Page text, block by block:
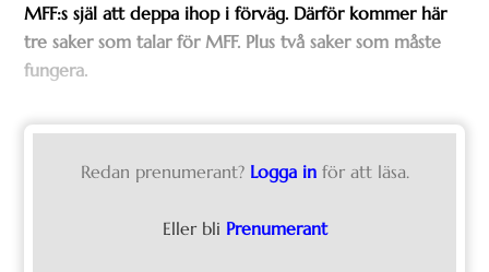
MFF:s själ att deppa ihop i förväg. Därför kommer här
tre saker som talar för MFF. Plus två saker som måste
fungera.
Redan prenumerant? Logga in för att läsa.
Eller bli Prenumerant